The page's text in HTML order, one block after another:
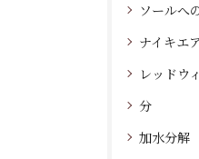
ソールへ
ナイキエ
レッドウ
分
加水分解